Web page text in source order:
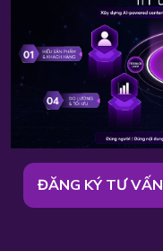
ĐĂNG KÝ TƯ VẤN